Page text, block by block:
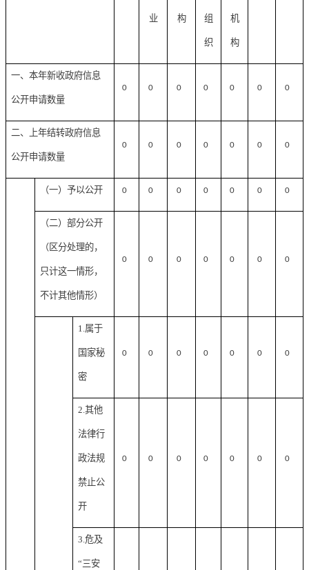
业 构 组
织
机
构
一、本年新收政府信息
公开申请数量
0 0 0 0 0 0 0
二、上年结转政府信息
公开申请数量
0 0 0 0 0 0 0
（一）予以公开 0 0 0 0 0 0 0
（二）部分公开
（区分处理的，
只计这一情形，
不计其他情形）
0 0 0 0 0 0 0
1.属于
国家秘
密
0 0 0 0 0 0 0
2.其他
法律行
政法规
禁止公
开
0 0 0 0 0 0 0
3.危及
“三安